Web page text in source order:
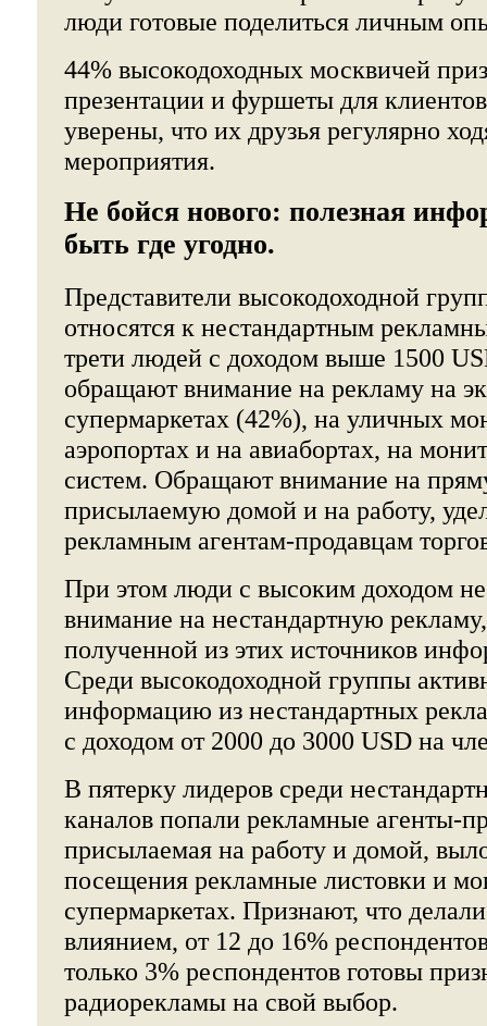
люди готовые поделиться личным
44% высокодоходных москвичей
презентации и фуршеты для
уверены, что их друзья регулярно
мероприятия.
Не бойся нового: полезная
быть где угодно.
Представители высокодоходной
относятся к нестандартным
трети людей с доходом выше 1500
обращают внимание на рекламу на
супермаркетах (42%), на уличных
аэропортах и на авиабортах, на
систем. Обращают внимание на
присылаемую домой и на работу,
рекламным агентам-продавцам
При этом люди с высоким доходом
внимание на нестандартную
полученной из этих источников
Среди высокодоходной группы
информацию из нестандартных
с доходом от 2000 до 3000 USD на
В пятерку лидеров среди
каналов попали рекламные агенты-
присылаемая на работу и домой,
посещения рекламные листовки и
супермаркетах. Признают, что
влиянием, от 12 до 16%
только 3% респондентов готовы
радиорекламы на свой выбор.